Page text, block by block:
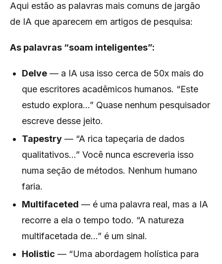
Aqui estão as palavras mais comuns de jargão
de IA que aparecem em artigos de pesquisa:
As palavras “soam inteligentes”:
Delve — a IA usa isso cerca de 50x mais do
que escritores acadêmicos humanos. “Este
estudo explora...” Quase nenhum pesquisador
escreve desse jeito.
Tapestry — “A rica tapeçaria de dados
qualitativos...” Você nunca escreveria isso
numa seção de métodos. Nenhum humano
faria.
Multifaceted — é uma palavra real, mas a IA
recorre a ela o tempo todo. “A natureza
multifacetada de...” é um sinal.
Holistic — “Uma abordagem holística para